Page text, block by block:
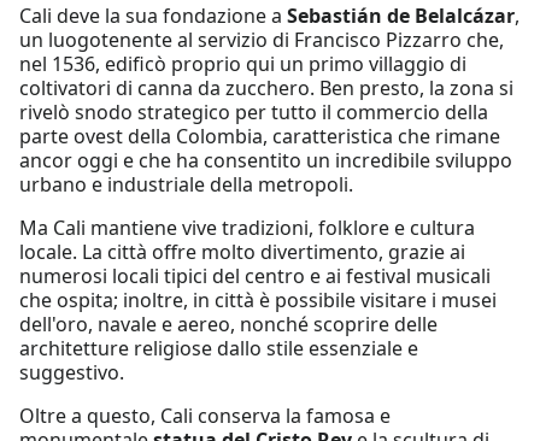
Cali deve la sua fondazione a Sebastián de Belalcázar,
un luogotenente al servizio di Francisco Pizzarro che,
nel 1536, edificò proprio qui un primo villaggio di
coltivatori di canna da zucchero. Ben presto, la zona si
rivelò snodo strategico per tutto il commercio della
parte ovest della Colombia, caratteristica che rimane
ancor oggi e che ha consentito un incredibile sviluppo
urbano e industriale della metropoli.
Ma Cali mantiene vive tradizioni, folklore e cultura
locale. La città offre molto divertimento, grazie ai
numerosi locali tipici del centro e ai festival musicali
che ospita; inoltre, in città è possibile visitare i musei
dell'oro, navale e aereo, nonché scoprire delle
architetture religiose dallo stile essenziale e
suggestivo.
Oltre a questo, Cali conserva la famosa e